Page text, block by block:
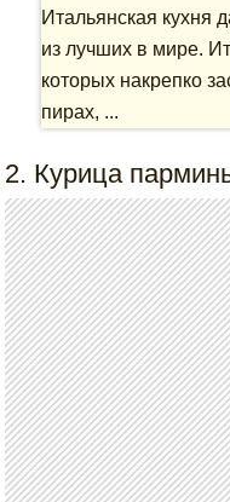
Итальянская кухня
из лучших в мире.
которых накрепко
пирах, ...
2. Курица